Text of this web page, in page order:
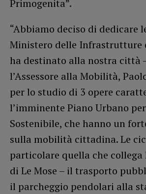
Primogenita”.
“Abbiamo deciso di dedicare
Ministero delle Infrastrutture
ha destinato alla nostra città
l’Assessore alla Mobilità,
per lo studio di 3 opere
l’imminente Piano Urbano
Sostenibile, che hanno un
sulla mobilità cittadina. Le
particolare quella che
di Le Mose – il trasporto
il parcheggio pendolari alla